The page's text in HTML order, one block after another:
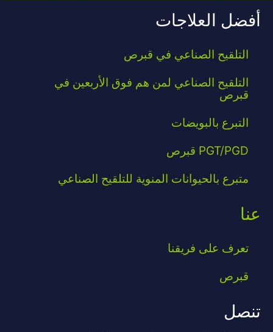
أفضل العلاجات
التلقيح الصناعي في قبرص
التلقيح الصناعي لمن هم فوق الأربعين في
قبرص
التبرع بالبويضات
PGT/PGD قبرص
متبرع بالحيوانات المنوية للتلقيح الصناعي
عنا
تعرف على فريقنا
قبرص
تنصل